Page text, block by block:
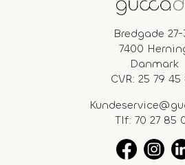
Bredgade 27-
7400
Danmark
CVR: 25 79 45
Tlf: 70 27 85